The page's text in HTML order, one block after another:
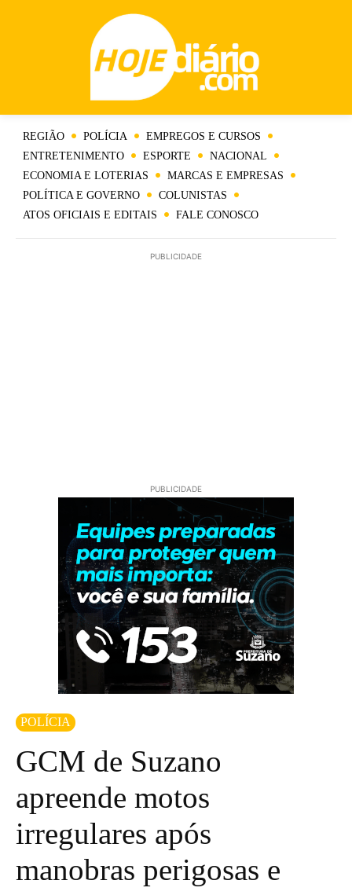
REGIÃO POLÍCIA
EMPREGOS E CURSOS
ENTRETENIMENTO
ESPORTE
NACIONAL
ECONOMIA E LOTERIAS
MARCAS E EMPRESAS
POLÍTICA E GOVERNO
COLUNISTAS
ATOS OFICIAIS E EDITAIS
FALE CONOSCO
PUBLICIDADE
PUBLICIDADE
POLÍCIA
GCM de Suzano
apreende motos
irregulares após
manobras perigosas e